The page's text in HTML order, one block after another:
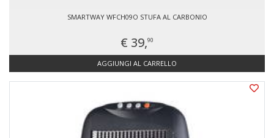
SMARTWAY WFCH09O STUFA AL CARBONIO
€ 39,90
AGGIUNGI AL CARRELLO